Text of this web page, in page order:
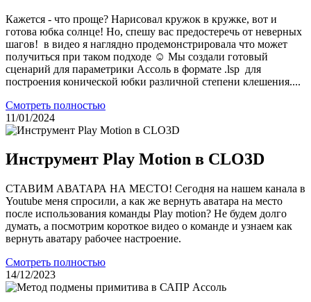
Кажется - что проще? Нарисовал кружок в кружке, вот и
готова юбка солнце! Но, спешу вас предостеречь от неверных
шагов! в видео я наглядно продемонстрировала что может
получиться при таком подходе ☺ Мы создали готовый
сценарий для параметрики Ассоль в формате .lsp для
построения конической юбки различной степени клешения....
Смотреть полностью
11/01/2024
Инструмент Play Motion в CLO3D
СТАВИМ АВАТАРА НА МЕСТО! Сегодня на нашем канала в
Youtube меня спросили, а как же вернуть аватара на место
после использования команды Play motion? Не будем долго
думать, а посмотрим короткое видео о команде и узнаем как
вернуть аватару рабочее настроение.
Смотреть полностью
14/12/2023